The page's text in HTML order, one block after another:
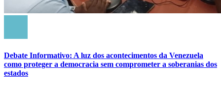
Debate Informativo: A luz dos acontecimentos da Venezuela
como proteger a democracia sem comprometer a soberanias dos
estados